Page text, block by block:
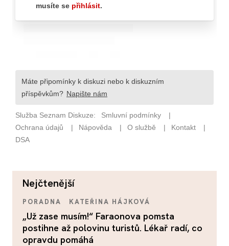
nejčtenější
PORADNA KATEŘINA HÁJKOVÁ
„Už zase musím!“ Faraonova pomsta
postihne až polovinu turistů. Lékař radí, co
opravdu pomáhá